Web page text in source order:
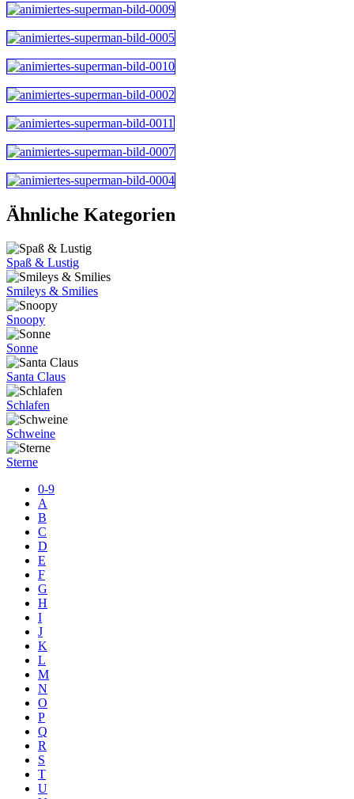
Ähnliche Kategorien
Spaß & Lustig
Smileys & Smilies
Snoopy
Sonne
Santa Claus
Schlafen
Schweine
Sterne
0-9
A
B
C
D
E
F
G
H
I
J
K
L
M
N
O
P
Q
R
S
T
U